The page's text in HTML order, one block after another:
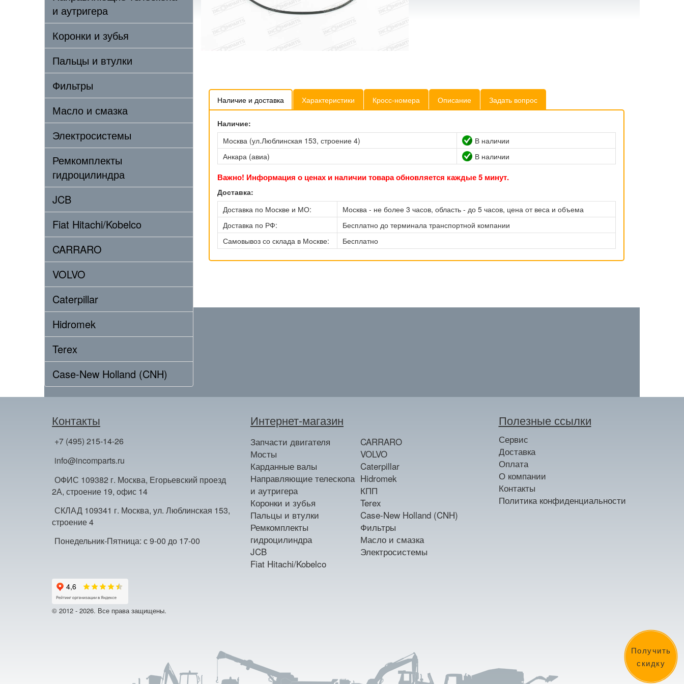
Получить
скидку
и аутригера
Коронки и зубья
Пальцы и втулки
Фильтры
Масло и смазка
Электросистемы
Ремкомплекты
гидроцилиндра
JCB
Fiat Hitachi/Kobelco
CARRARO
VOLVO
Caterpillar
Hidromek
Terex
Case-New Holland (CNH)
Наличие и доставка Характеристики Кросс-номера Описание Задать вопрос
Наличие:
Москва (ул.Люблинская 153, строение 4)
В наличии
Анкара (авиа)
В наличии
Важно! Информация о ценах и наличии товара обновляется каждые 5 минут.
Доставка:
Доставка по Москве и МО:
Москва - не более 3 часов, область - до 5 часов, цена от веса и объема
Доставка по РФ:
Бесплатно до терминала транспортной компании
Самовывоз со склада в Москве:
Бесплатно
Контакты
+7 (495) 215-14-26
info@incomparts.ru
ОФИС 109382 г. Москва, Егорьевский проезд
2А, строение 19, офис 14
СКЛАД 109341 г. Москва, ул. Люблинская 153,
строение 4
Понедельник-Пятница: с 9-00 до 17-00
Интернет-магазин
Запчасти двигателя
Мосты
Карданные валы
Направляющие телескопа
и аутригера
Коронки и зубья
Пальцы и втулки
Ремкомплекты
гидроцилиндра
JCB
Fiat Hitachi/Kobelco
CARRARO
VOLVO
Caterpillar
Hidromek
КПП
Terex
Case-New Holland (CNH)
Фильтры
Масло и смазка
Электросистемы
Полезные ссылки
Сервис
Доставка
Оплата
О компании
Контакты
Политика конфиденциальности
© 2012 - 2026. Все права защищены.